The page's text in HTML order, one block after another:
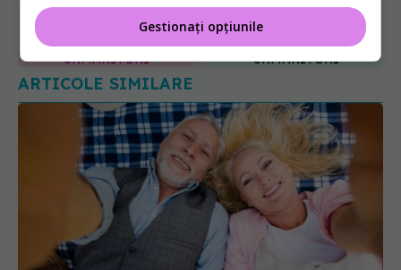
URMĂRITORI URMĂRITORI
ARTICOLE SIMILARE
Gestionați opțiunile